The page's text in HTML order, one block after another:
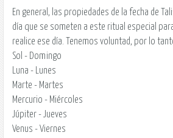
En general, las propiedades de la fecha de
día que se someten a este ritual especial
realice ese día. Tenemos voluntad, por lo
Sol - Domingo
Luna - Lunes
Marte - Martes
Mercurio - Miércoles
Júpiter - Jueves
Venus - Viernes